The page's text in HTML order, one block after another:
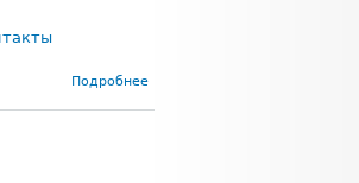
Подробнее
филиала